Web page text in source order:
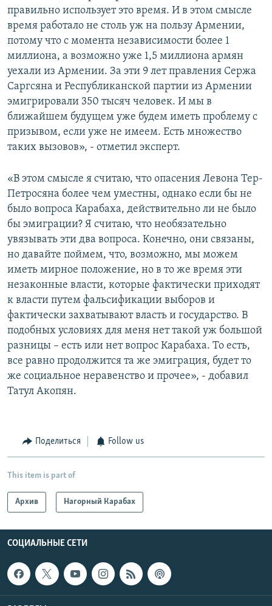
правильно использует это время. И в этом смысле
время работало не столь уж на пользу Армении,
потому что с момента независимости более 1
миллиона, а возможно уже 1,5 миллиона армян
уехали из Армении. За эти 9 лет правления Сержа
Саргсяна и Республиканской партии из Армении
эмигрировали 350 тысяч человек. И мы в
ближайшем будущем уже будем иметь проблему с
призывом, если уже не имеем. Есть множество
таких вызовов», - отметил эксперт.
«В этом смысле я считаю, что опасения Левона Тер-
Петросяна более чем уместны, однако если бы не
было вопроса Карабаха, действительно ли не было
бы эмиграции? Я считаю, что необязательно
увязывать эти два вопроса. Конечно, они связаны,
но давайте поймем, что, возможно, мы можем
иметь мирное положение, но в то же время эти
незаконные власти, которые фактически приходят
к власти путем фальсификации выборов и
фактически захватывают власть и государство. В
подобных условиях для меня нет такой уж большой
разницы – есть или нет вопрос Карабаха. То есть,
все равно продолжится та же эмиграция, будет то
же социальное неравенство и прочее», - добавил
Татул Акопян.
Поделиться Follow us
This item is part of
Архив Нагорный Карабах
СОЦИАЛЬНЫЕ СЕТИ